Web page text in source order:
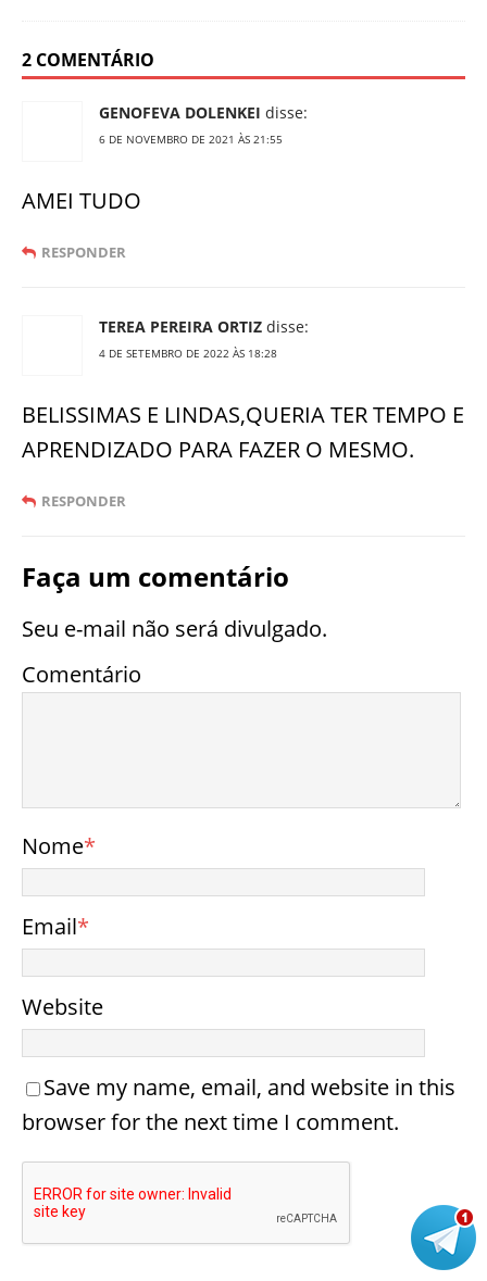
2 COMENTÁRIO
GENOFEVA DOLENKEI disse:
6 DE NOVEMBRO DE 2021 ÀS 21:55
AMEI TUDO
RESPONDER
TEREA PEREIRA ORTIZ disse:
4 DE SETEMBRO DE 2022 ÀS 18:28
BELISSIMAS E LINDAS,QUERIA TER TEMPO E
APRENDIZADO PARA FAZER O MESMO.
RESPONDER
Faça um comentário
Seu e-mail não será divulgado.
Comentário
Nome*
Email*
Website
Save my name, email, and website in this
browser for the next time I comment.